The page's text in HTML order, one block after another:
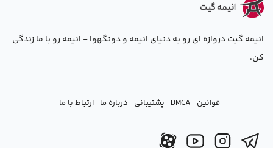
انیمه گیت دروازه ای رو به دنیای انیمه و دونگهوا - انیمه رو با ما زندگی
کن.
قوانین DMCA پشتیبانی درباره ما ارتباط با ما